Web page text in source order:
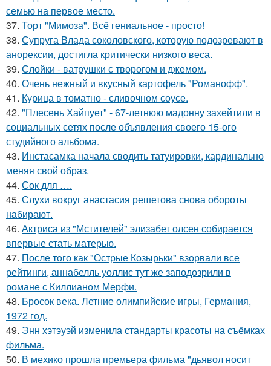
семью на первое место.
37. Торт "Мимоза". Всё гениальное - просто!
38. Супруга Влада соколовского, которую подозревают в
анорексии, достигла критически низкого веса.
39. Слойки - ватрушки с творогом и джемом.
40. Очень нежный и вкусный картофель "Романофф".
41. Курица в томатно - сливочном соусе.
42. "Плесень Хайпует" - 67-летнюю мадонну захейтили в
социальных сетях после объявления своего 15-ого
студийного альбома.
43. Инстасамка начала сводить татуировки, кардинально
меняя свой образ.
44. Сок для ….
45. Слухи вокруг анастасия решетова снова обороты
набирают.
46. Актриса из "Мстителей" элизабет олсен собирается
впервые стать матерью.
47. После того как "Острые Козырьки" взорвали все
рейтинги, аннабелль уоллис тут же заподозрили в
романе с Киллианом Мерфи.
48. Бросок века. Летние олимпийские игры, Германия,
1972 год.
49. Энн хэтэуэй изменила стандарты красоты на съёмках
фильма.
50. В мехико прошла премьера фильма "дьявол носит